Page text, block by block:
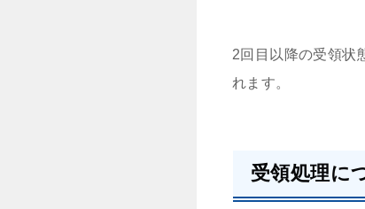
2回目以降の受領状
れます。
受領処理に